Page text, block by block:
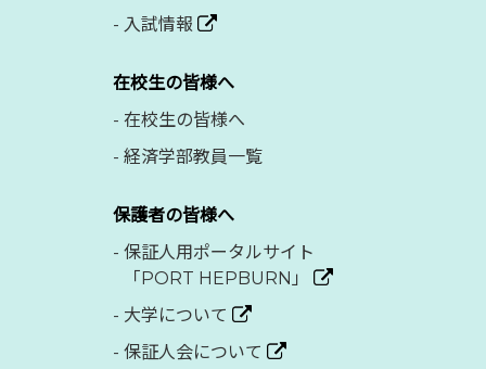
- 入試情報
在校生の皆様へ
- 在校生の皆様へ
- 経済学部教員一覧
保護者の皆様へ
- 保証人用ポータルサイト
「PORT HEPBURN」
- 大学について
- 保証人会について